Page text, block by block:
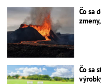
Čo sa
Čo sa